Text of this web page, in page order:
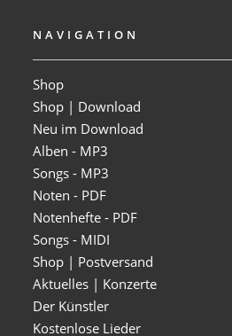
NAVIGATION
Shop
Shop | Download
Neu im Download
Alben - MP3
Songs - MP3
Noten - PDF
Notenhefte - PDF
Songs - MIDI
Shop | Postversand
Aktuelles | Konzerte
Der Künstler
Kostenlose Lieder